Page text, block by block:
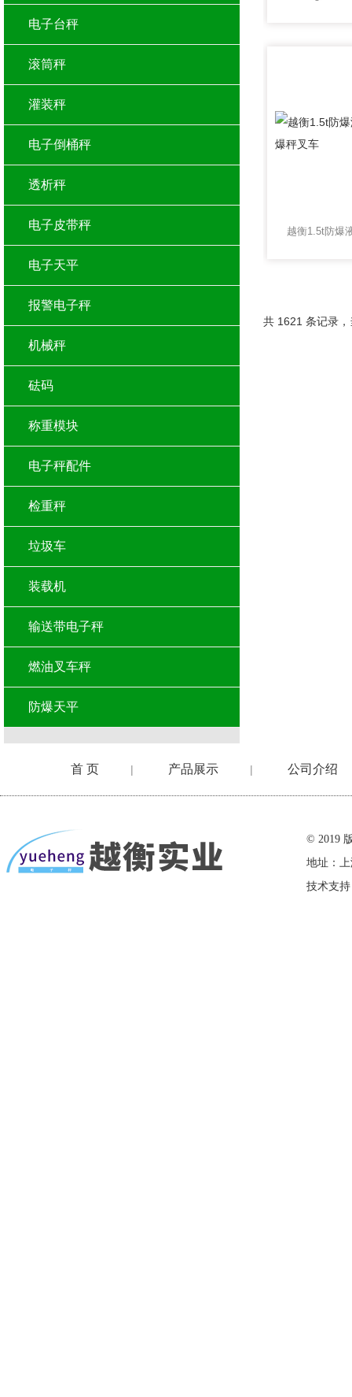
共 1621 条记录
电子台秤
滚筒秤
灌装秤
电子倒桶秤
透析秤
电子皮带秤
电子天平
报警电子秤
机械秤
砝码
称重模块
电子秤配件
检重秤
垃圾车
装载机
输送带电子秤
燃油叉车秤
防爆天平
首 页 | 产品展示 | 公司介绍
© 2019
地址：
技术支